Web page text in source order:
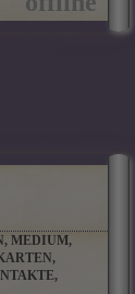
MEDIUM,